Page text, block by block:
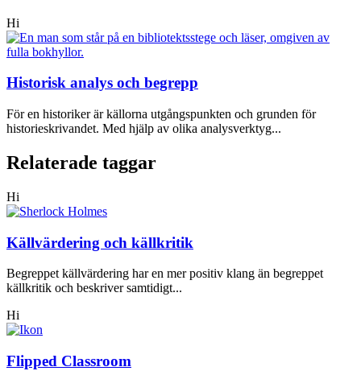
Hi
Historisk analys och begrepp
För en historiker är källorna utgångspunkten och grunden för
historieskrivandet. Med hjälp av olika analysverktyg...
Relaterade taggar
Hi
Källvärdering och källkritik
Begreppet källvärdering har en mer positiv klang än begreppet
källkritik och beskriver samtidigt...
Hi
Flipped Classroom